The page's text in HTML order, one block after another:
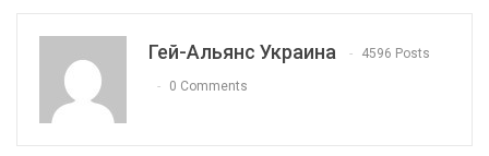
Гей-Альянс Украина 4596 Posts
0 Comments